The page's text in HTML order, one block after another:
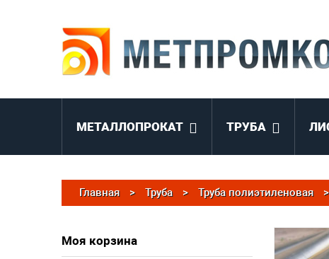
МЕТАЛЛОПРОКАТ
ТРУБА
Главная > Труба > Труба полиэтиленовая >
Моя корзина